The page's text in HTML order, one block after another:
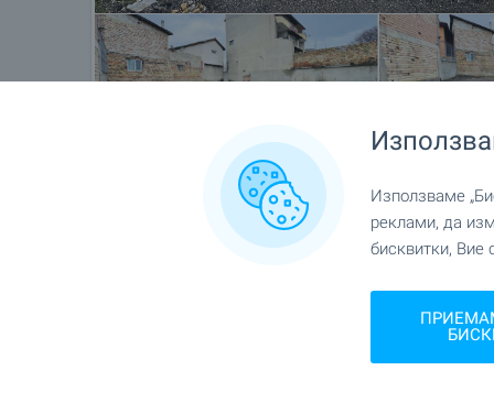
Местоположение
гр. Варна, кв."Христо Ботев"
Използваме
реклами, да
бисквитки, Вие